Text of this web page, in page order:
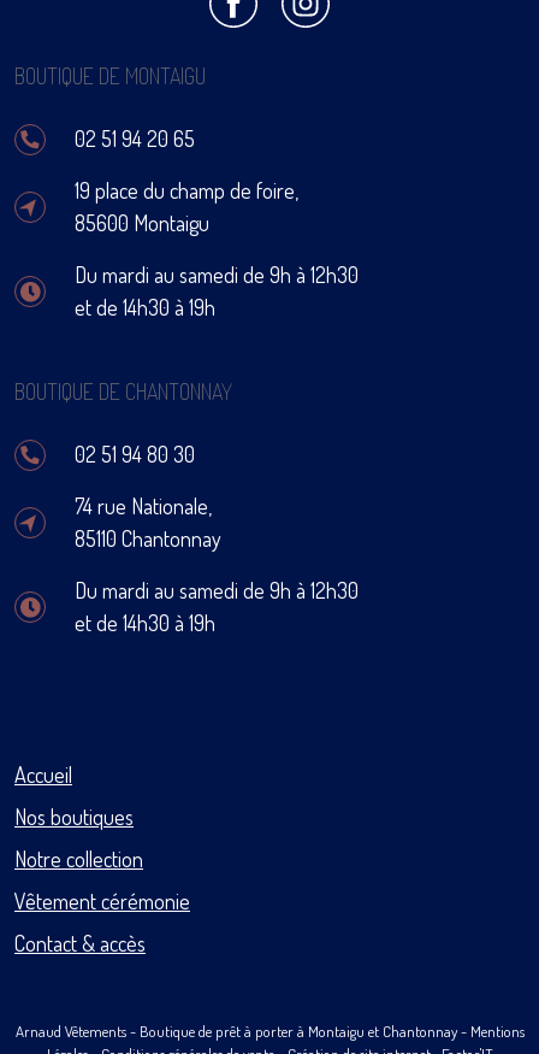
BOUTIQUE DE MONTAIGU
02 51 94 20 65
19 place du champ de foire,
85600 Montaigu
Du mardi au samedi de 9h à 12h30
et de 14h30 à 19h
BOUTIQUE DE CHANTONNAY
02 51 94 80 30
74 rue Nationale,
85110 Chantonnay
Du mardi au samedi de 9h à 12h30
et de 14h30 à 19h
Accueil
Nos boutiques
Notre collection
Vêtement cérémonie
Contact & accès
Arnaud Vêtements- Boutique de prêt à porter à Montaigu et Chantonnay - Mentions